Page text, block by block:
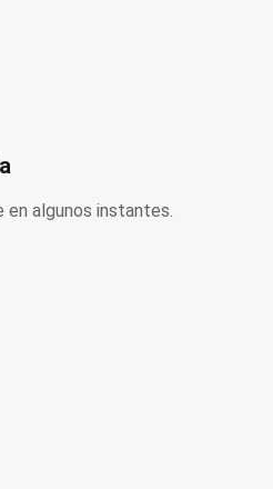
algunos instantes.